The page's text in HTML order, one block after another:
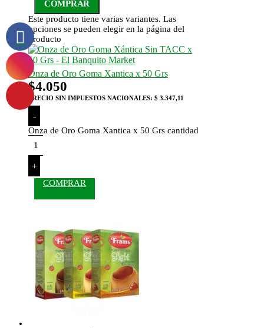
COMPRAR
Este producto tiene varias variantes. Las
opciones se pueden elegir en la página del
producto
Onza de Oro Goma Xantica x 50 Grs
$4.050
PRECIO SIN IMPUESTOS NACIONALES: $ 3.347,11
-
Onza de Oro Goma Xantica x 50 Grs cantidad
+
COMPRAR